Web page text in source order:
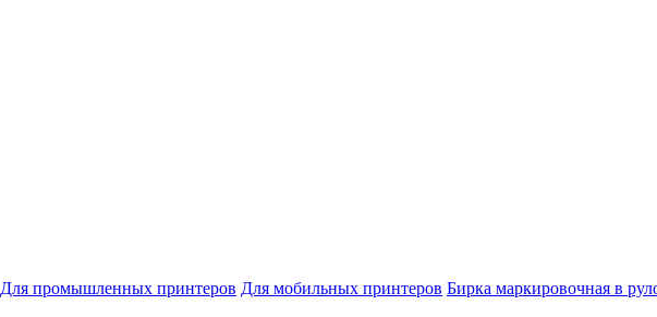
Для промышленных принтеров Для мобильных принтеров Бирка маркировочная в